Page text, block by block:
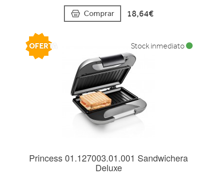
Comprar 18,64€
Princess 01.127003.01.001 Sandwichera
Deluxe
Stock inmediato
OFERTA